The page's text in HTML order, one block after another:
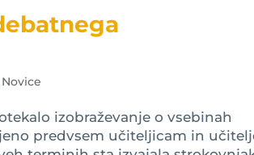
Novice
izobraževanje o vsebinah
predvsem učiteljicam in